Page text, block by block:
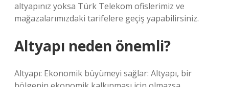
altyapınız yoksa Türk Telekom ofislerimiz ve
mağazalarımızdaki tarifelere geçiş yapabilirsiniz.
Altyapı neden önemli?
Altyapı: Ekonomik büyümeyi sağlar: Altyapı, bir